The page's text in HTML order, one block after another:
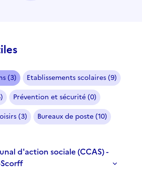
(3)
Etablissements scolaires (9)
Prévention et sécurité (0)
(3)
Bureaux de poste (10)